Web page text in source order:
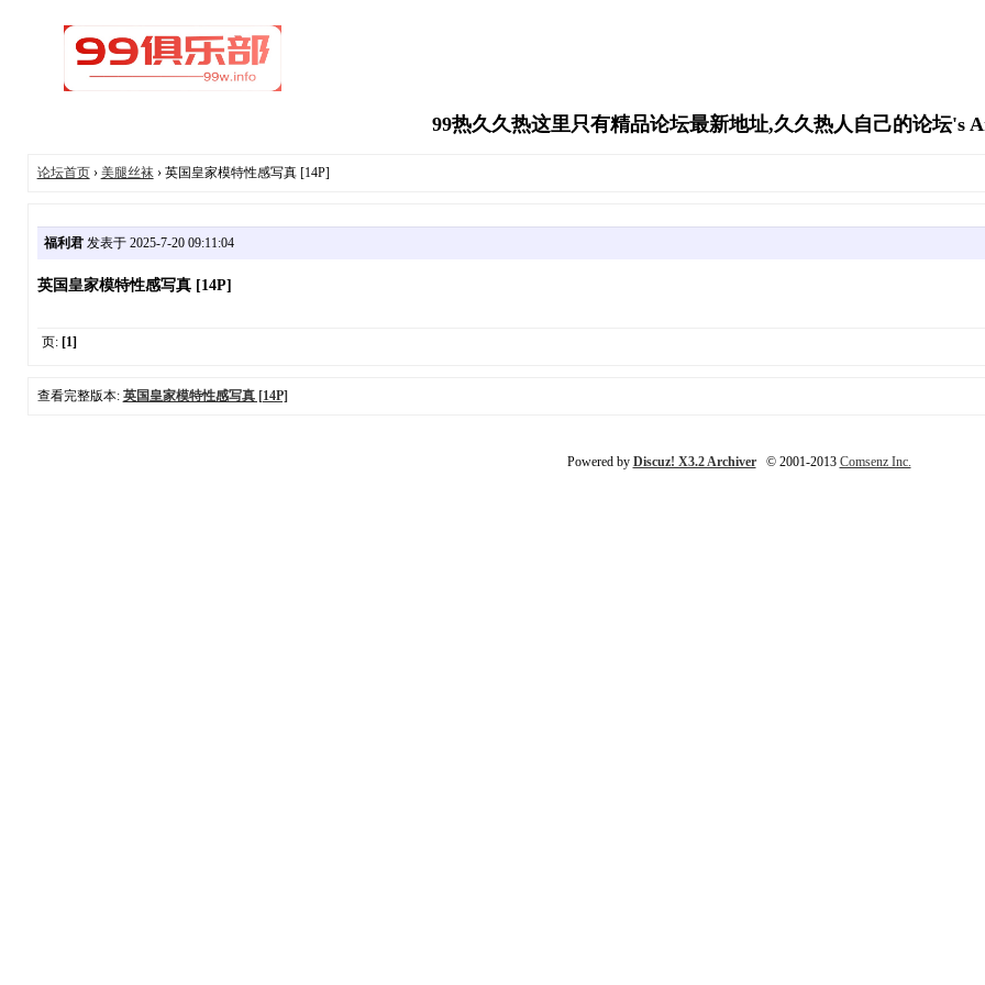
99热久久热这里只有精品论坛最新地址,久久热人自己的论坛's
论坛首页› 美腿丝袜› 英国皇家模特性感写真 [14P]
福利君发表于 2025-7-20 09:11:04
英国皇家模特性感写真 [14P]
页: [1]
查看完整版本: 英国皇家模特性感写真 [14P]
Powered by Discuz! X3.2 Archiver© 2001-2013 Comsenz Inc.